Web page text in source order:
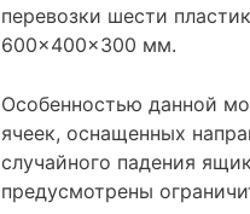
перевозки шести
600×400×300 мм.
Особенностью данной
ячеек, оснащенных
случайного падения
предусмотрены